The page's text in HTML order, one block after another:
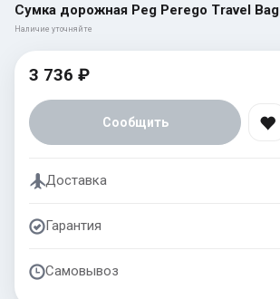
Сумка дорожная Peg Perego Travel Bag
Наличие уточняйте
3 736 ₽
Сообщить
Доставка
Гарантия
Самовывоз